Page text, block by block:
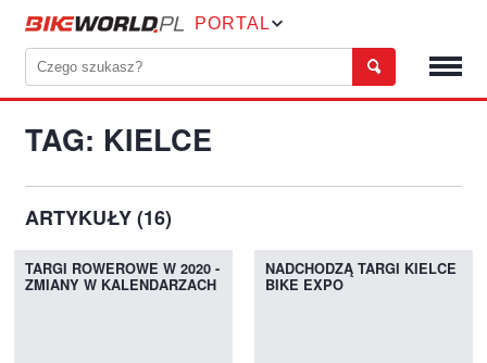
PORTAL
TAG: KIELCE
ARTYKUŁY (16)
TARGI ROWEROWE W 2020 -
ZMIANY W KALENDARZACH
NADCHODZĄ TARGI KIELCE
BIKE EXPO